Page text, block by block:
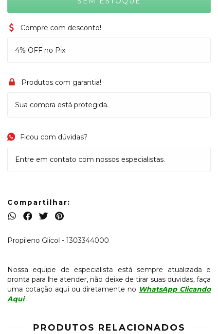
Compre com desconto!
4% OFF no Pix.
Produtos com garantia!
Sua compra está protegida.
Ficou com dúvidas?
Entre em contato com nossos especialistas.
Compartilhar:
Propileno Glicol - 1303344000
Nossa equipe de especialista está sempre atualizada e
pronta para lhe atender, não deixe de tirar suas duvidas, faça
uma cotação aqui ou diretamente no WhatsApp Clicando
Aqui.
PRODUTOS RELACIONADOS